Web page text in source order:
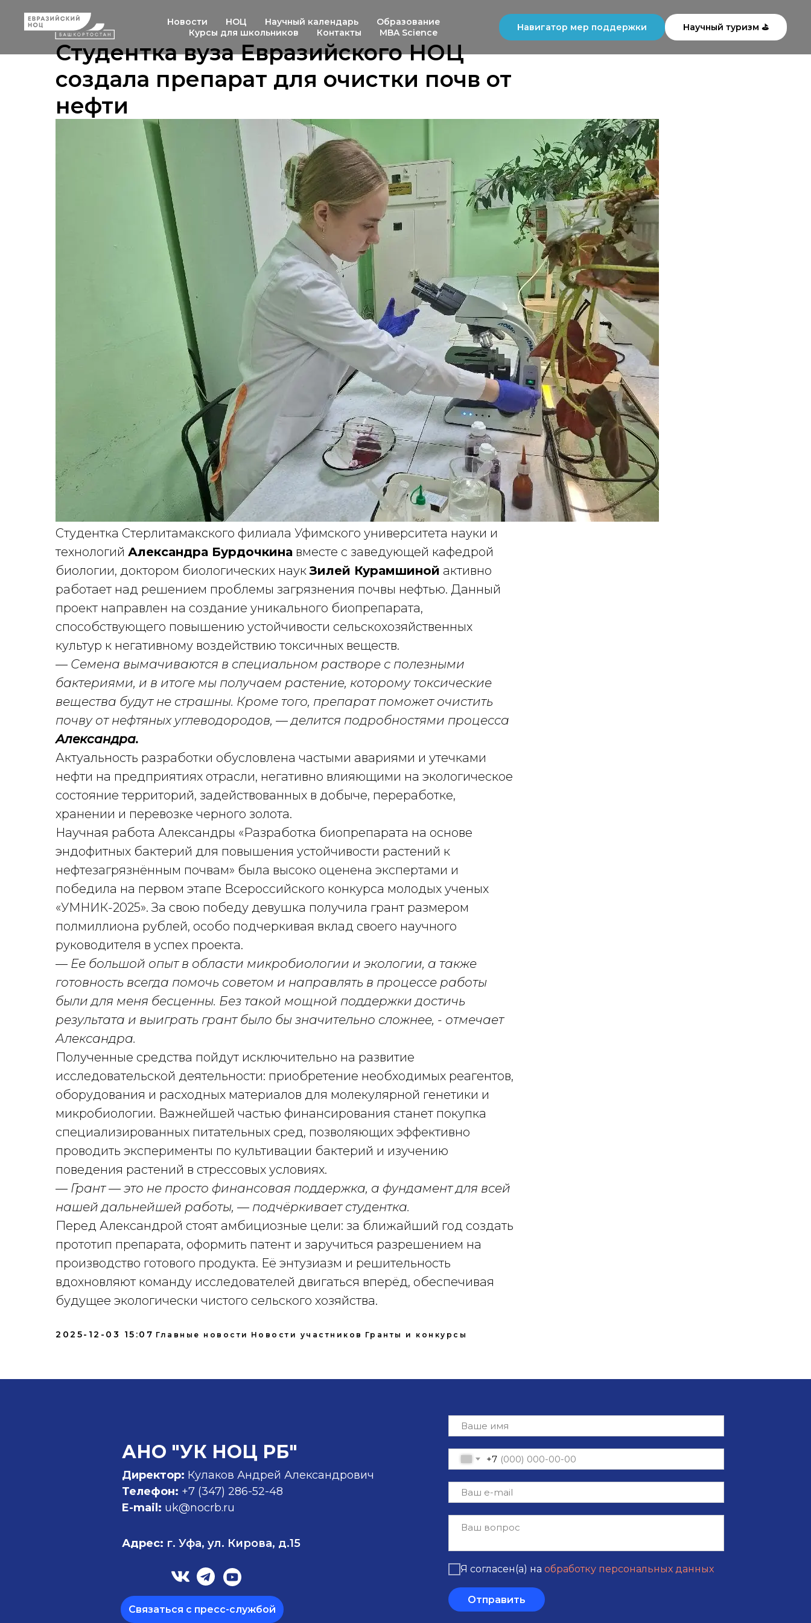
Новости НОЦ Научный календарь
Образование
Курсы для школьников
Контакты MBA Science
Навигатор мер поддержки Научный туризм ⛳
Студентка вуза Евразийского НОЦ
создала препарат для очистки почв от
нефти
Студентка Стерлитамакского филиала Уфимского университета науки и
технологий Александра Бурдочкина вместе с заведующей кафедрой
биологии, доктором биологических наукЗилей Курамшиной активно
работает над решением проблемы загрязнения почвы нефтью. Данный
проект направлен на создание уникального биопрепарата,
способствующего повышению устойчивости сельскохозяйственных
культур к негативному воздействию токсичных веществ.
— Семена вымачиваются в специальном растворе с полезными
бактериями, и в итоге мы получаем растение, которому токсические
вещества будут не страшны. Кроме того, препарат поможет очистить
почву от нефтяных углеводородов, — делится подробностями процесса
Александра.
Актуальность разработки обусловлена частыми авариями и утечками
нефти на предприятиях отрасли, негативно влияющими на экологическое
состояние территорий, задействованных в добыче, переработке,
хранении и перевозке черного золота.
Научная работа Александры «Разработка биопрепарата на основе
эндофитных бактерий для повышения устойчивости растений к
нефтезагрязнённым почвам» была высоко оценена экспертами и
победила на первом этапе Всероссийского конкурса молодых ученых
«УМНИК-2025». За свою победу девушка получила грант размером
полмиллиона рублей, особо подчеркивая вклад своего научного
руководителя в успех проекта.
— Ее большой опыт в области микробиологии и экологии, а также
готовность всегда помочь советом и направлять в процессе работы
были для меня бесценны. Без такой мощной поддержки достичь
результата и выиграть грант было бы значительно сложнее, - отмечает
Александра.
Полученные средства пойдут исключительно на развитие
исследовательской деятельности: приобретение необходимых реагентов,
оборудования и расходных материалов для молекулярной генетики и
микробиологии. Важнейшей частью финансирования станет покупка
специализированных питательных сред, позволяющих эффективно
проводить эксперименты по культивации бактерий и изучению
поведения растений в стрессовых условиях.
— Грант — это не просто финансовая поддержка, а фундамент для всей
нашей дальнейшей работы, — подчёркивает студентка.
Перед Александрой стоят амбициозные цели: за ближайший год создать
прототип препарата, оформить патент и заручиться разрешением на
производство готового продукта. Её энтузиазм и решительность
вдохновляют команду исследователей двигаться вперёд, обеспечивая
будущее экологически чистого сельского хозяйства.
2025-12-03 15:07 Главные новости Новости участников Гранты и конкурсы
+7
Я согласен(а) на обработку персональных данных
Отправить
АНО "УК НОЦ РБ"
Директор: Кулаков Андрей Александрович
Телефон: +7 (347) 286-52-48
E-mail: uk@nocrb.ru
Адрес: г. Уфа, ул. Кирова, д.15
Связаться с пресс-службой